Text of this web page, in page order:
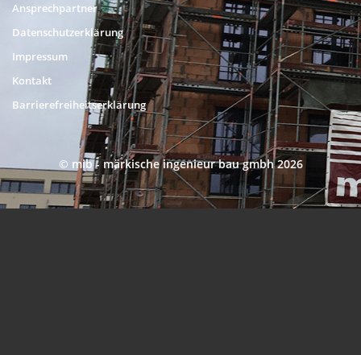
Ansprechpartner
Datenschutzerklärung
Impressum
Kontakt
Barrierefreiheitserklärung
© mib - märkische ingenieur bau gmbh 2026